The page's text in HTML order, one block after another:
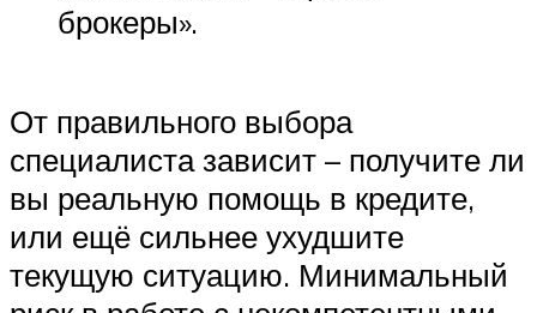
брокеры».
От правильного выбора
специалиста зависит – получите ли
вы реальную помощь в кредите,
или ещё сильнее ухудшите
текущую ситуацию. Минимальный